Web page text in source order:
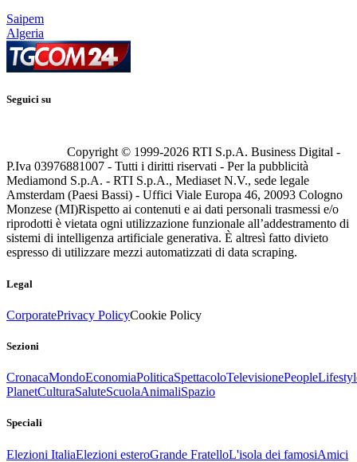
Saipem
Algeria
Seguici su
Copyright © 1999-2026 RTI S.p.A. Business Digital -
P.Iva 03976881007 - Tutti i diritti riservati - Per la pubblicità
Mediamond S.p.A. - RTI S.p.A., Mediaset N.V., sede legale
Amsterdam (Paesi Bassi) - Uffici Viale Europa 46, 20093 Cologno
Monzese (MI)Rispetto ai contenuti e ai dati personali trasmessi e/o
riprodotti è vietata ogni utilizzazione funzionale all’addestramento di
sistemi di intelligenza artificiale generativa. È altresì fatto divieto
espresso di utilizzare mezzi automatizzati di data scraping.
Legal
CorporatePrivacy PolicyCookie Policy
Sezioni
CronacaMondoEconomiaPoliticaSpettacoloTelevisionePeople
PlanetCulturaSaluteScuolaAnimaliSpazio
Speciali
Elezioni ItaliaElezioni esteroGrande FratelloL'isola dei famosiAmici